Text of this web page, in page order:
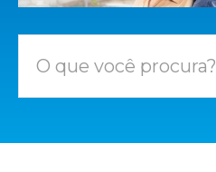
O que você procura?